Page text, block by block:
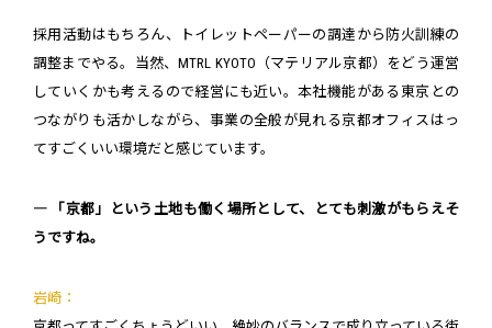
採用活動はもちろん、トイレットペーパーの調達から防火訓練の
調整までやる。当然、MTRL KYOTO（マテリアル京都）をどう運営
していくかも考えるので経営にも近い。本社機能がある東京との
つながりも活かしながら、事業の全般が見れる京都オフィスはっ
てすごくいい環境だと感じています。
― 「京都」という土地も働く場所として、とても刺激がもらえそ
うですね。
岩崎：